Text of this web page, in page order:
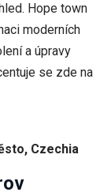
Hope town
moderních
a úpravy
se zde na
Czechia